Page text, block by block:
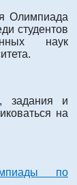
Олимпиада
студентов
наук
задания и
на
по